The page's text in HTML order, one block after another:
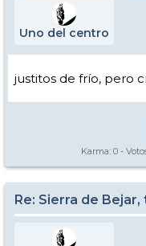
Uno del centro
justitos de frío, pero
Karma: 0 -
Re: Sierra de